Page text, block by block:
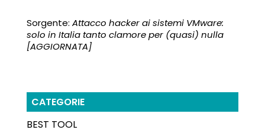
Sorgente: Attacco hacker ai sistemi VMware:
solo in Italia tanto clamore per (quasi) nulla
[AGGIORNATA]
CATEGORIE
BEST TOOL